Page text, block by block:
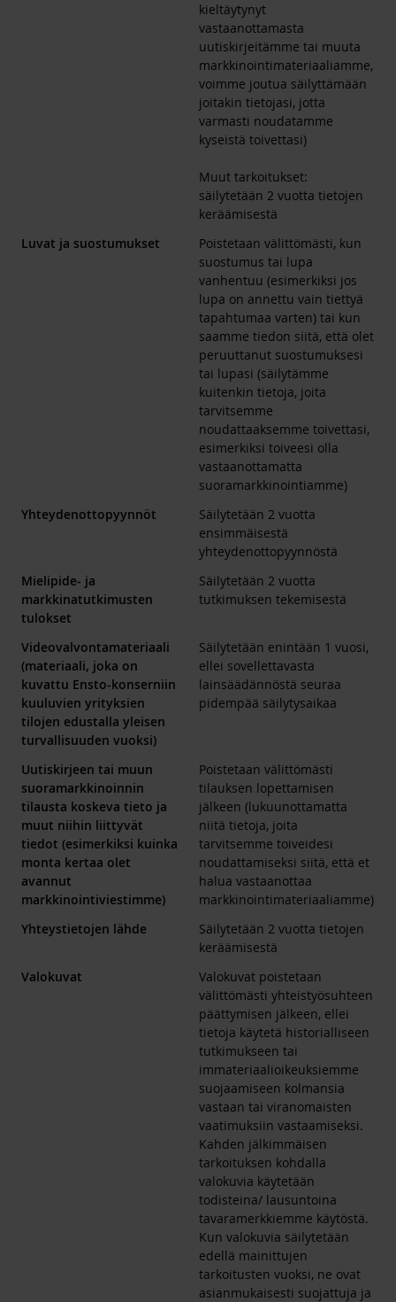
kieltäytynyt
vastaanottamasta
uutiskirjeitämme tai muuta
markkinointimateriaaliamme,
voimme joutua säilyttämään
joitakin tietojasi, jotta
varmasti noudatamme
kyseistä toivettasi)
Muut tarkoitukset:
säilytetään 2 vuotta tietojen
keräämisestä
Luvat ja suostumukset
Poistetaan välittömästi, kun
suostumus tai lupa
vanhentuu (esimerkiksi jos
lupa on annettu vain tiettyä
tapahtumaa varten) tai kun
saamme tiedon siitä, että olet
peruuttanut suostumuksesi
tai lupasi (säilytämme
kuitenkin tietoja, joita
tarvitsemme
noudattaaksemme toivettasi,
esimerkiksi toiveesi olla
vastaanottamatta
suoramarkkinointiamme)
Yhteydenottopyynnöt
Säilytetään 2 vuotta
ensimmäisestä
yhteydenottopyynnöstä
Mielipide- ja
markkinatutkimusten
tulokset
Säilytetään 2 vuotta
tutkimuksen tekemisestä
Videovalvontamateriaali
(materiaali, joka on
kuvattu Ensto-konserniin
kuuluvien yrityksien
tilojen edustalla yleisen
turvallisuuden vuoksi)
Säilytetään enintään 1 vuosi,
ellei sovellettavasta
lainsäädännöstä seuraa
pidempää säilytysaikaa
Uutiskirjeen tai muun
suoramarkkinoinnin
tilausta koskeva tieto ja
muut niihin liittyvät
tiedot (esimerkiksi kuinka
monta kertaa olet
avannut
markkinointiviestimme)
Poistetaan välittömästi
tilauksen lopettamisen
jälkeen (lukuunottamatta
niitä tietoja, joita
tarvitsemme toiveidesi
noudattamiseksi siitä, että et
halua vastaanottaa
markkinointimateriaaliamme)
Yhteystietojen lähde
Säilytetään 2 vuotta tietojen
keräämisestä
Valokuvat
Valokuvat poistetaan
välittömästi yhteistyösuhteen
päättymisen jälkeen, ellei
tietoja käytetä historialliseen
tutkimukseen tai
immateriaalioikeuksiemme
suojaamiseen kolmansia
vastaan tai viranomaisten
vaatimuksiin vastaamiseksi.
Kahden jälkimmäisen
tarkoituksen kohdalla
valokuvia käytetään
todisteina/ lausuntoina
tavaramerkkiemme käytöstä.
Kun valokuvia säilytetään
edellä mainittujen
tarkoitusten vuoksi, ne ovat
asianmukaisesti suojattuja ja